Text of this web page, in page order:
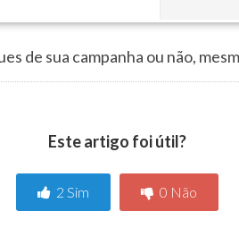
de sua campanha ou não,
Este artigo foi útil?
2 Sim 0 Não